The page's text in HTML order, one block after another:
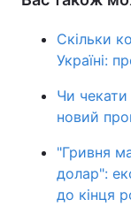
Скільки
Україні:
Чи чекати
новий
"Гривня
долар":
до кінця